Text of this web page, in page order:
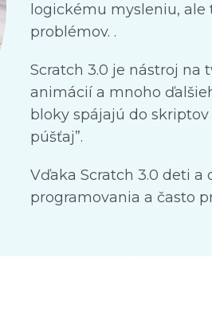
logickému mysleniu,
problémov. .
Scratch 3.0 je nástroj na
animácií a mnoho
bloky spájajú do
púšťaj”.
Vďaka Scratch 3.0 deti
programovania a často